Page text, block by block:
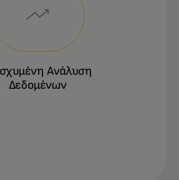
Ανάλυση
Δεδομένων